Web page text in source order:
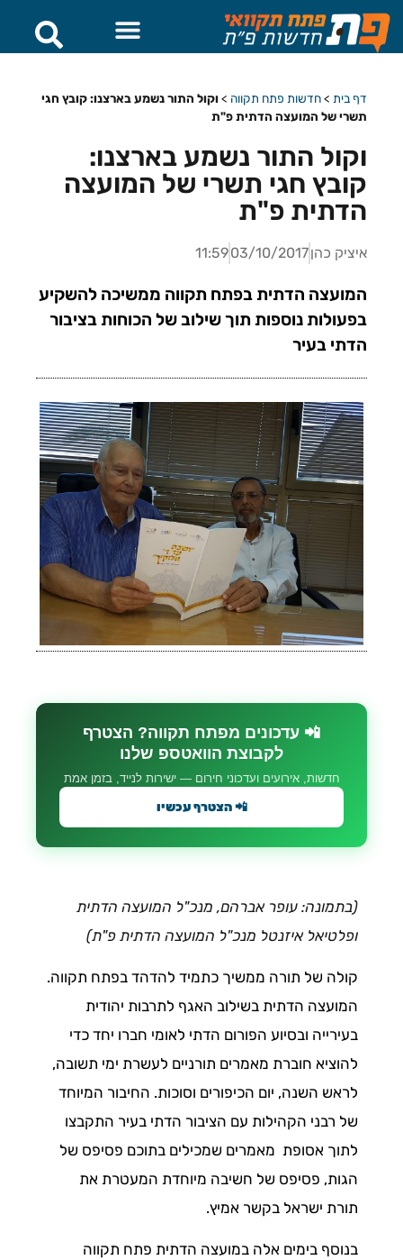
דף בית >חדשות פתח תקווה >וקול התור נשמע בארצנו: קובץ חגי
תשרי של המועצה הדתית פ"ת
וקול התור נשמע בארצנו:
קובץ חגי תשרי של המועצה
הדתית פ"ת
איציק כהן03/10/2017
11:59
המועצה הדתית בפתח תקווה ממשיכה להשקיע
בפעולות נוספות תוך שילוב של הכוחות בציבור
הדתי בעיר
📲 עדכונים מפתח תקווה? הצטרף
לקבוצת הוואטספ שלנו
חדשות, אירועים ועדכוני חירום — ישירות לנייד, בזמן אמת
📲 הצטרף עכשיו
(בתמונה: עופר אברהם, מנכ"ל המועצה הדתית
ופלטיאל איזנטל מנכ"ל המועצה הדתית פ"ת)
קולה של תורה ממשיך כתמיד להדהד בפתח תקווה.
המועצה הדתית בשילוב האגף לתרבות יהודית
בעירייה ובסיוע הפורום הדתי לאומי חברו יחד כדי
להוציא חוברת מאמרים תורניים לעשרת ימי תשובה,
לראש השנה, יום הכיפורים וסוכות. החיבור המיוחד
של רבני הקהילות עם הציבור הדתי בעיר התקבצו
לתוך אסופת מאמרים שמכילים בתוכם פסיפס של
הגות, פסיפס של חשיבה מיוחדת המעטרת את
תורת ישראל בקשר אמיץ.
בנוסף בימים אלה במועצה הדתית פתח תקווה